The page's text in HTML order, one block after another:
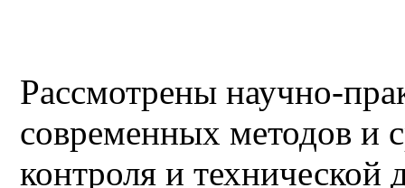
Рассмотрены научно-
современных методов и
контроля и